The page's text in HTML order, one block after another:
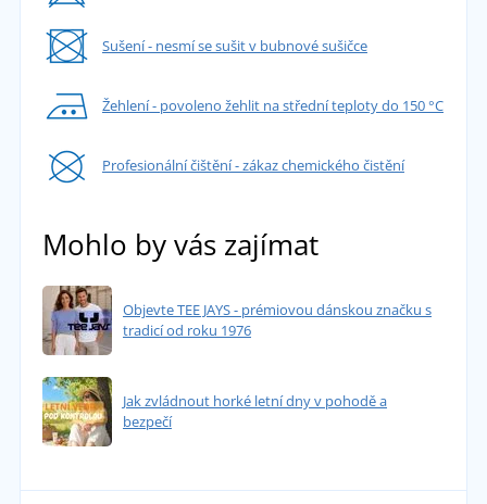
Sušení - nesmí se sušit v bubnové sušičce
Žehlení - povoleno žehlit na střední teploty do 150 °C
Profesionální čištění - zákaz chemického čistění
Mohlo by vás zajímat
Objevte TEE JAYS - prémiovou dánskou značku s
tradicí od roku 1976
Jak zvládnout horké letní dny v pohodě a
bezpečí